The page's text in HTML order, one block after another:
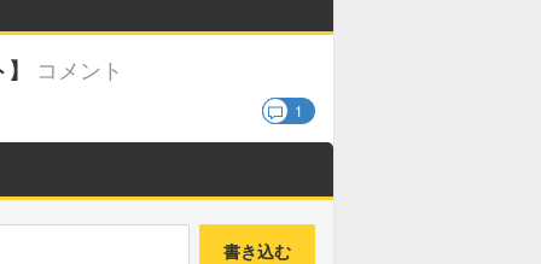
コメント
1
書き込む